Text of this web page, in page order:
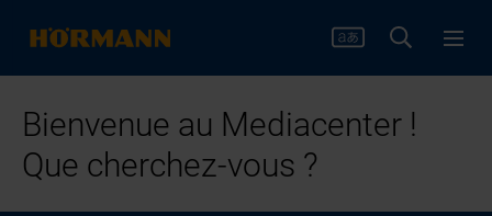
Bienvenue au Mediacenter !
Que cherchez-vous ?